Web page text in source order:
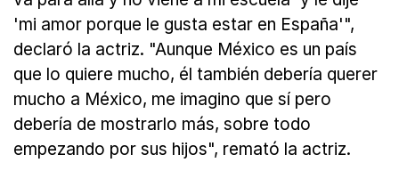
'mi amor porque le gusta estar en España'",
declaró la actriz. "Aunque México es un país
que lo quiere mucho, él también debería querer
mucho a México, me imagino que sí pero
debería de mostrarlo más, sobre todo
empezando por sus hijos", remató la actriz.